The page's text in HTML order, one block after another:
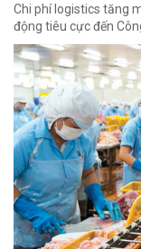
Chi phí logistics tăng
động tiêu cực đến